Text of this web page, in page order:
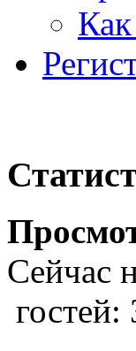
Сейчас
гостей: